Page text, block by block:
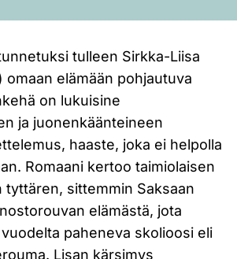
tulleen Sirkka-Liisa
omaan elämään pohjautuva
on lukuisine
ja juonenkäänteineen
haaste, joka ei helpolla
Romaani kertoo taimiolaisen
tyttären, sittemmin Saksaan
elämästä, jota
paheneva skolioosi eli
Lisan kärsimys